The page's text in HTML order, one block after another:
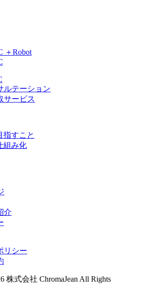
＋Robot
ルテーション
サービス
指すこと
組み化
介
リシー
株式会社 ChromaJean All Rights